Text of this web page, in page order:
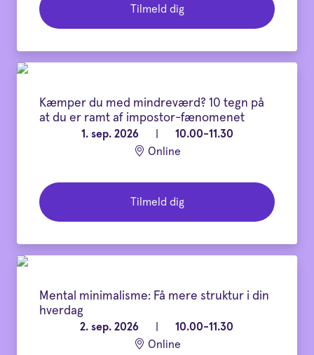
Tilmeld dig
Kæmper du med mindreværd? 10 tegn på
at du er ramt af impostor-fænomenet
1. sep. 2026
10.00-11.30
Online
Tilmeld dig
Mental minimalisme: Få mere struktur i din
hverdag
2. sep. 2026
10.00-11.30
Online